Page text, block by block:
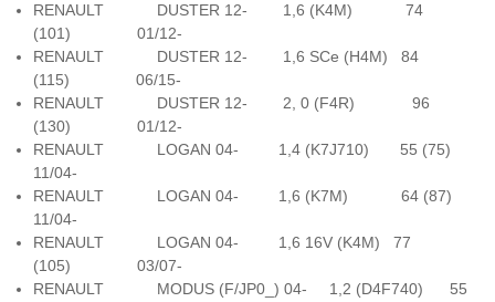
RENAULT DUSTER 12- 1,6 (K4M) 74
(101) 01/12-
RENAULT DUSTER 12- 1,6 SCe (H4M) 84
(115) 06/15-
RENAULT DUSTER 12- 2, 0 (F4R) 96
(130) 01/12-
RENAULT LOGAN 04- 1,4 (K7J710) 55 (75)
11/04-
RENAULT LOGAN 04- 1,6 (K7M) 64 (87)
11/04-
RENAULT LOGAN 04- 1,6 16V (K4M) 77
(105) 03/07-
RENAULT MODUS (F/JP0_) 04- 1,2 (D4F740) 55